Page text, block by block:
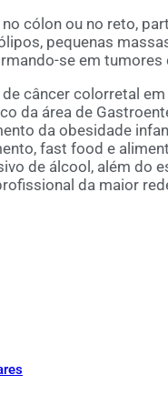
cólon ou no reto,
pequenas
se em
câncer colorretal
da área de
da obesidade
fast food e
de álcool, além do
da maior